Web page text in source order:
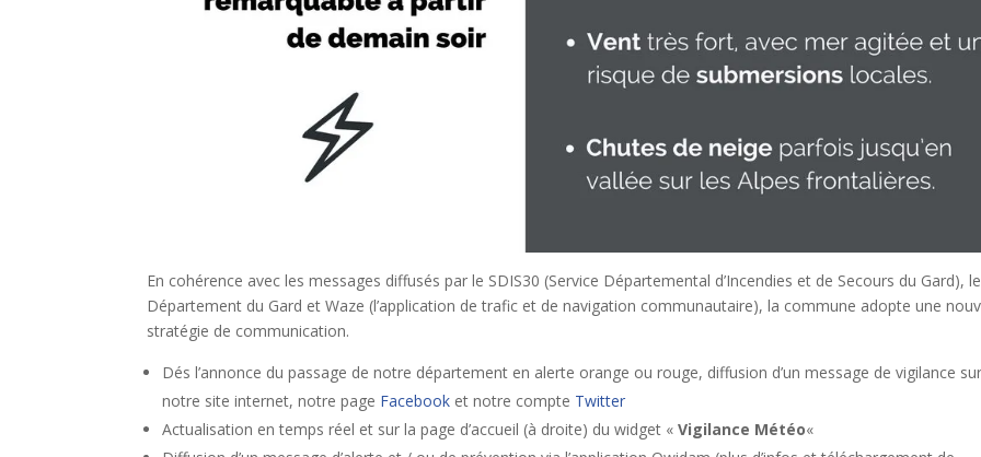
En cohérence avec les messages diffusés par le SDIS30 (Service Départemental d’Incendies et de Secours du Gard), le
Département du Gard et Waze (l’application de trafic et de navigation communautaire), la commune adopte une
stratégie de communication.
Dés l’annonce du passage de notre département en alerte orange ou rouge, diffusion d’un message de vigilance
notre site internet, notre page Facebook et notre compte Twitter
Actualisation en temps réel et sur la page d’accueil (à droite) du widget «Vigilance Météo«